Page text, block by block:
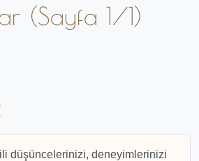
(Sayfa 1/1)
düşüncelerinizi, deneyimlerinizi